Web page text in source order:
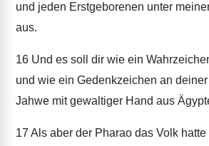
und jeden Erstgeborenen unter
aus.
16 Und es soll dir wie ein
und wie ein Gedenkzeichen an
Jahwe mit gewaltiger Hand aus
17 Als aber der Pharao das Volk